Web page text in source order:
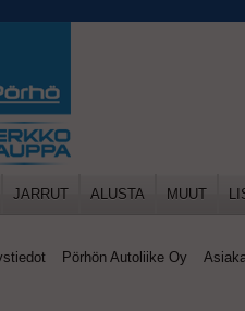
JARRUT ALUSTA MUUT
Pörhön Autoliike Oy